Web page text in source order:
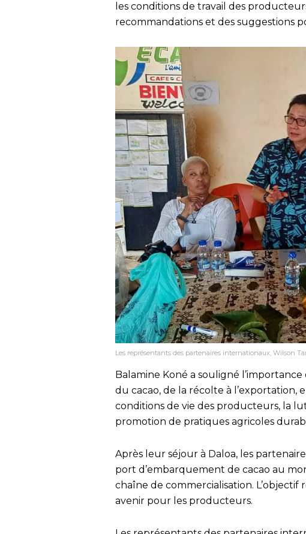
les conditions de travail des
recommandations et des suggestions
Les représentants des partenaires internationaux, Wilson
Balamine Koné a souligné
du cacao, de la récolte à l’exportation,
conditions de vie des producteurs, la
promotion de pratiques agricoles
Après leur séjour à Daloa, les
port d’embarquement de cacao au
chaîne de commercialisation.
avenir pour les producteurs.